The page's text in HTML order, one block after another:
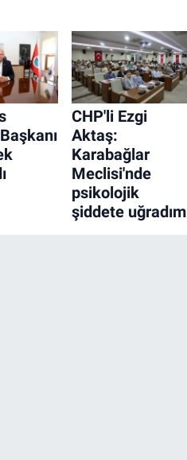
CHP'li Ezgi
Aktaş:
Karabağlar
Meclisi'nde
psikolojik
şiddete uğradım